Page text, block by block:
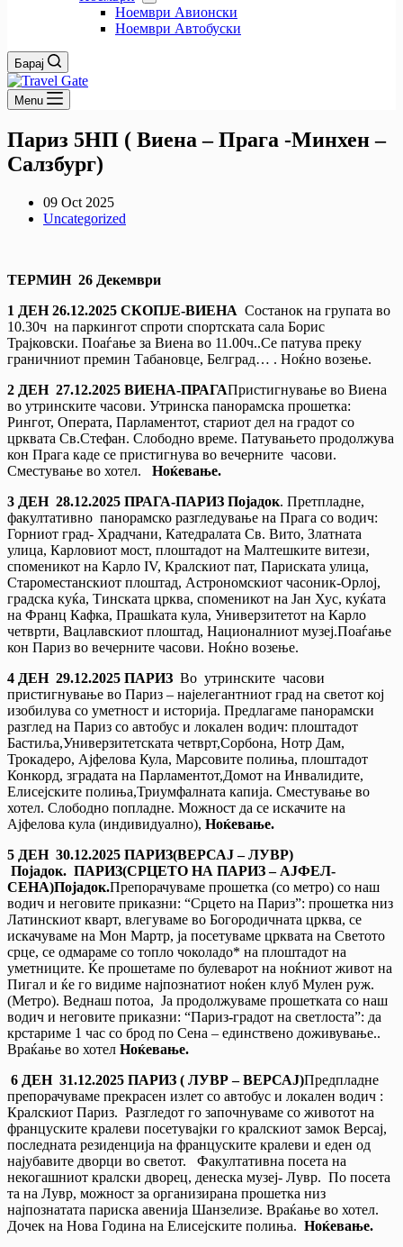
Ноември Авионски
Ноември Автобуски
Барај
Menu
Париз 5НП ( Виена – Прага -Минхен –
Салзбург)
09 Oct 2025
Uncategorized
ТЕРМИН 26 Декември
1 ДЕН26.12.2025 СКОПЈЕ-ВИЕНА Состанок на групата во
10.30ч на паркингот спроти спортската сала Борис
Трајковски. Поаѓање за Виена во 11.00ч..Се патува преку
граничниот премин Табановце, Белград… . Ноќно возење.
2 ДЕН 27.12.2025 ВИЕНА-ПРАГАПристигнување во Виена
во утринските часови. Утринска панорамска прошетка:
Рингот, Операта, Парламентот, стариот дел на градот со
црквата Св.Стефан. Слободно време. Патувањето продолжува
кон Прага каде се пристигнува во вечерните часови.
Сместување во хотел. Ноќевање.
3 ДЕН 28.12.2025 ПРАГА-ПАРИЗ Појадок. Претпладне,
факултативно панорамско разгледување на Прага со водич:
Горниот град- Храдчани, Катедралата Св. Вито, Златната
улица, Карловиот мост, плоштадот на Малтешките витези,
споменикот на Kaрло IV, Кралскиот пат, Париската улица,
Староместанскиот плоштад, Астрономскиот часоник-Орлој,
градска куќа, Тинската црква, споменикот на Јан Хус, куќата
на Франц Кафка, Прашkата кула, Универзитетот на Кaрло
четврти, Вацлавскиот плоштад, Националниот музеј.Поаѓање
кон Париз во вечерните часови. Ноќно возење.
4 ДЕН 29.12.2025 ПАРИЗ Во утринските часови
пристигнување во Париз – најелегантниот град на светот кој
изобилува со уметност и историја. Предлагаме панорамски
разглед на Париз со автобус и локален водич: плоштадот
Бастиља,Универзитетската четврт,Сорбона, Нотр Дам,
Трокадеро, Ајфелова Кула, Марсовите полиња, плоштадот
Конкорд, зградата на Парламентот,Домот на Инвалидите,
Елисејските полиња,Триумфалната капија. Сместување во
хотел. Слободно попладне. Можност да се искачите на
Ајфелова кула (индивидуалнo), Ноќевање.
5 ДЕН 30.12.2025 ПАРИЗ(ВЕРСАЈ – ЛУВР)
Појадок. ПАРИЗ(СРЦЕТО НА ПАРИЗ – АЈФЕЛ-
СЕНА)Појадок.Препорачуваме прошетка (со метро) со наш
водич и неговите приказни: “Срцето на Париз”: прошетка низ
Латинскиот кварт, влегуваме во Богородичната црква, се
искачуваме на Мон Мартр, ја посетуваме црквата на Светото
срце, се одмараме со топло чоколадо* на плоштадот на
уметниците. Ќе прошетаме по булеварот на ноќниот живот на
Пигал и ќе го видиме најпознатиот ноќен клуб Мулен руж.
(Метро). Веднаш потоа, Ја продолжуваме прошетката со наш
водич и неговите приказни: “Париз-градот на светлоста”: да
крстариме 1 час со брод по Сена – единствено доживување..
Враќање во хотел Ноќевање.
6 ДЕН 31.12.2025 ПАРИЗ ( ЛУВР – ВЕРСАЈ)Предпладне
препорачуваме прекрасен излет со автобус и локален водич :
Кралскиот Париз. Разгледот го започнуваме со животот на
француските кралеви посетувајки го кралскиот замок Версај,
последната резиденција на француските кралеви и еден од
најубавите дворци во светот. Факултативна посета на
некогашниот кралски дворец, денеска музеј- Лувр. По посета
та на Лувр, можност за организирана прошетка низ
најпознатата париска авенија Шанзелизе. Враќање во хотел.
Дочек на Нова Година на Елисејските полиња. Ноќевање.